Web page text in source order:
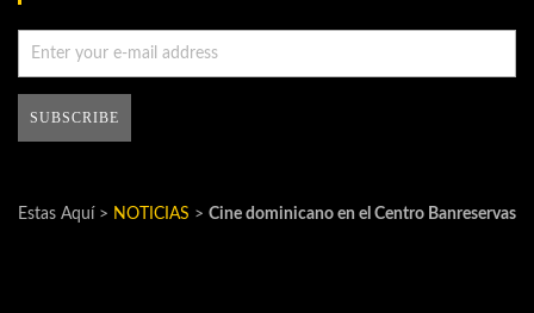
Estas Aquí > NOTICIAS > Cine dominicano en el Centro Banreservas